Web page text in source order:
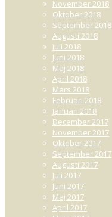
November 2018
Oktober 2018
September 2018
Augusti 2018
Juli 2018
Juni 2018
Maj 2018
April 2018
Mars 2018
Februari 2018
Januari 2018
December 2017
November 2017
Oktober 2017
September 2017
Augusti 2017
Juli 2017
Juni 2017
Maj 2017
April 2017